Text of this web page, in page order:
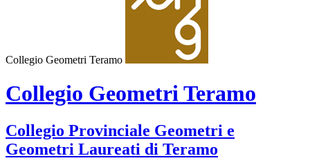
Collegio Geometri Teramo
Collegio Geometri Teramo
Collegio Provinciale Geometri e
Geometri Laureati di Teramo